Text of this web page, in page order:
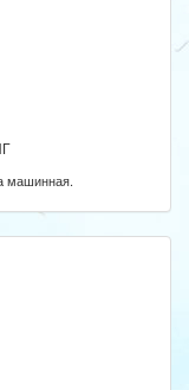
машинная.